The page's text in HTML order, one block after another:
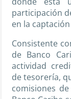
participación
en la
Consistente
de Banco
actividad
de tesorería,
comisiones